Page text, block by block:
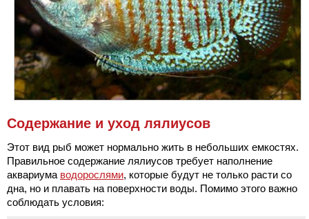
Содержание и уход лялиусов
Этот вид рыб может нормально жить в небольших емкостях.
Правильное содержание лялиусов требует наполнение
аквариума водорослями, которые будут не только расти со
дна, но и плавать на поверхности воды. Помимо этого важно
соблюдать условия: